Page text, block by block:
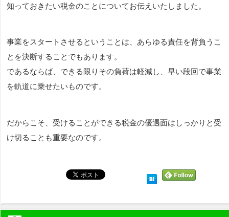
知っておきたい税金のことについてお伝えいたしました。
事業をスタートさせるということは、あらゆる責任を背負うこ
とを決断することでもあります。
であるならば、できる限りその負荷は軽減し、早い段回で事業
を軌道に乗せたいものです。
だからこそ、受けることができる税金の優遇面はしっかりと受
け切ることも重要なのです。